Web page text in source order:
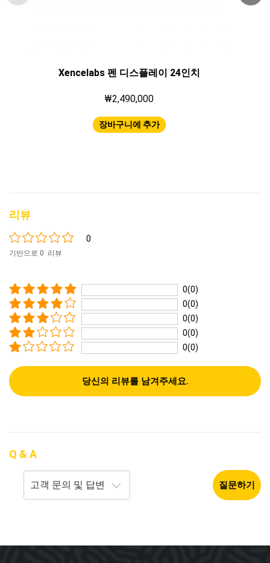
Xencelabs 펜 디스플레이 24인치
₩2,490,000
장바구니에 추가
리뷰
0
기반으로 0 리뷰
0(0)
0(0)
0(0)
0(0)
0(0)
당신의 리뷰를 남겨주세요.
Q & A
질문하기